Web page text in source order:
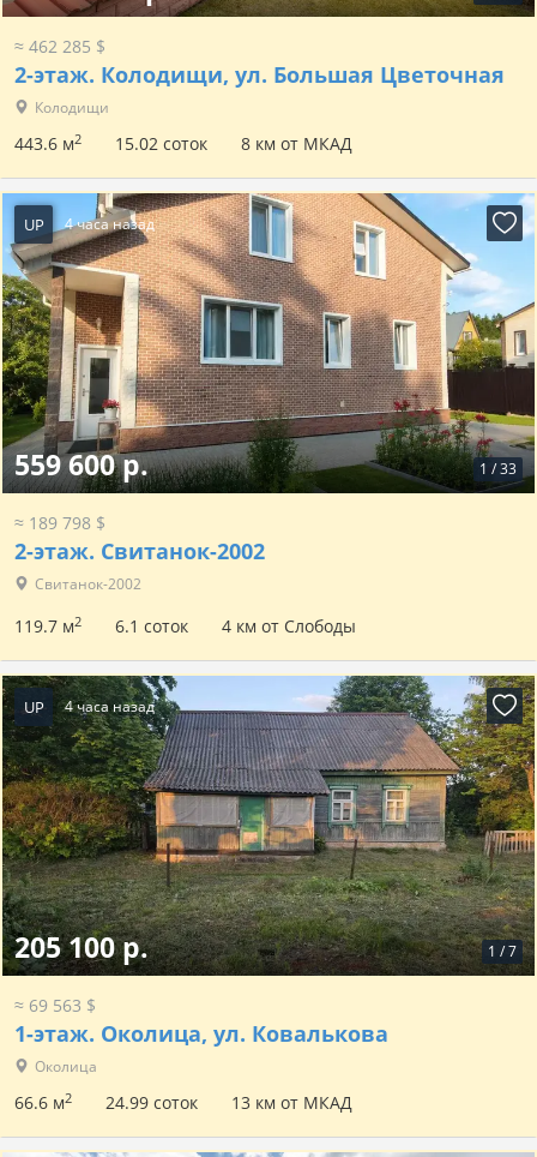
≈ 462 285 $
2-этаж. Колодищи, ул. Большая Цветочная
Колодищи
443.6 м2 15.02 соток 8 км от МКАД
UP 4 часа назад
1 /33
559 600 р.
≈ 189 798 $
2-этаж. Свитанок-2002
Свитанок-2002
119.7 м2 6.1 соток 4 км от Слободы
UP 4 часа назад
1 /7
205 100 р.
≈ 69 563 $
1-этаж. Околица, ул. Ковалькова
Околица
66.6 м2 24.99 соток 13 км от МКАД